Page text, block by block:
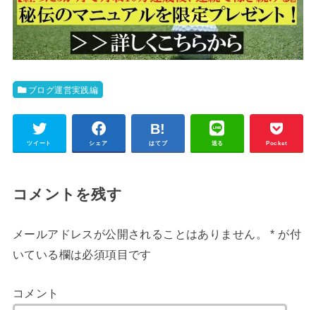
ブログ運営実践編
ツイート シェア はてブ 送る Pocket
コメントを残す
メールアドレスが公開されることはありません。 * が付
いている欄は必須項目です
コメント